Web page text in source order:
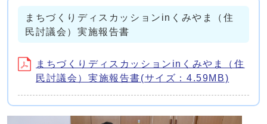
まちづくりディスカッションinくみやま（住
民討議会）実施報告書
まちづくりディスカッションinくみやま（住
民討議会）実施報告書(サイズ：4.59MB)